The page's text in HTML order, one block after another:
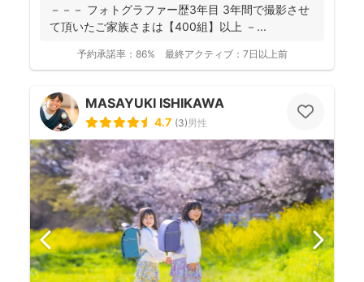
－－－ フォトグラファー歴3年目 3年間で撮影させ
て頂いたご家族さまは【400組】以上 －...
予約承諾率： 86% 最終アクティブ： 7日以上前
MASAYUKI ISHIKAWA
4.7 (3)男性